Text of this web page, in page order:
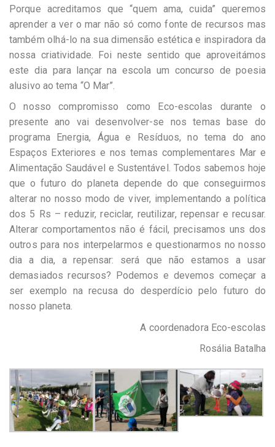
Porque acreditamos que “quem ama, cuida” queremos
aprender a ver o mar não só como fonte de recursos mas
também olhá-lo na sua dimensão estética e inspiradora da
nossa criatividade. Foi neste sentido que aproveitámos
este dia para lançar na escola um concurso de poesia
alusivo ao tema “O Mar”.
O nosso compromisso como Eco-escolas durante o
presente ano vai desenvolver-se nos temas base do
programa Energia, Água e Resíduos, no tema do ano
Espaços Exteriores e nos temas complementares Mar e
Alimentação Saudável e Sustentável. Todos sabemos hoje
que o futuro do planeta depende do que conseguirmos
alterar no nosso modo de viver, implementando a política
dos 5 Rs – reduzir, reciclar, reutilizar, repensar e recusar.
Alterar comportamentos não é fácil, precisamos uns dos
outros para nos interpelarmos e questionarmos no nosso
dia a dia, a repensar: será que não estamos a usar
demasiados recursos? Podemos e devemos começar a
ser exemplo na recusa do desperdício pelo futuro do
nosso planeta.
A coordenadora Eco-escolas
Rosália Batalha